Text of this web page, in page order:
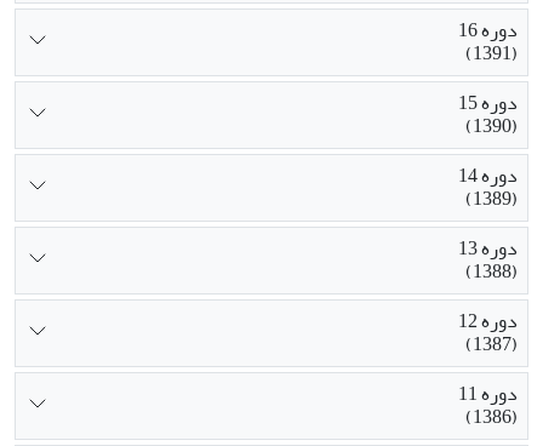
دوره 16
(1391)
دوره 15
(1390)
دوره 14
(1389)
دوره 13
(1388)
دوره 12
(1387)
دوره 11
(1386)